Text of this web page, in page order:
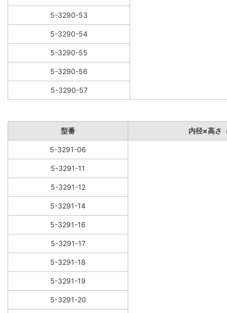
5-3290-53
5-3290-54
5-3290-55
5-3290-56
5-3290-57
型番 内径×高さ
5-3291-06
5-3291-11
5-3291-12
5-3291-14
5-3291-16
5-3291-17
5-3291-18
5-3291-19
5-3291-20